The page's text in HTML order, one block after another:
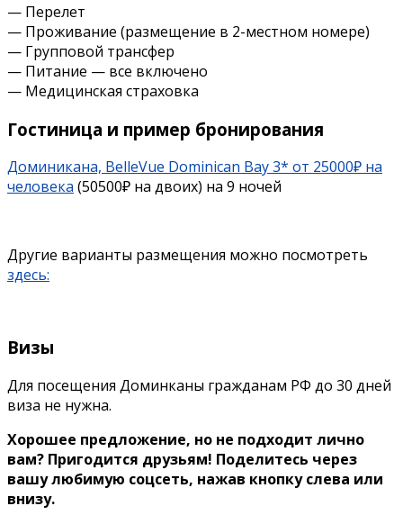
— Перелет
— Проживание (размещение в 2-местном номере)
— Групповой трансфер
— Питание — все включено
— Медицинская страховка
Гостиница и пример бронирования
Доминикана, BelleVue Dominican Bay 3* от 25000₽ на
человека (50500₽ на двоих) на 9 ночей
Другие варианты размещения можно посмотреть
здесь:
Визы
Для посещения Доминканы гражданам РФ до 30 дней
виза не нужна.
Хорошее предложение, но не подходит лично
вам? Пригодится друзьям! Поделитесь через
вашу любимую соцсеть, нажав кнопку слева или
внизу.